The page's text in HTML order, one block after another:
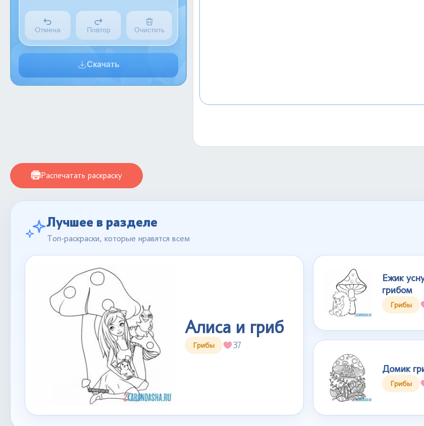
Отмена Повтор Очистить
Скачать
Распечатать раскраску
Лучшее в разделе
Топ-раскраски, которые нравятся всем
Алиса и гриб
Грибы 37
Ежик
грибом
Грибы
Домик
Грибы